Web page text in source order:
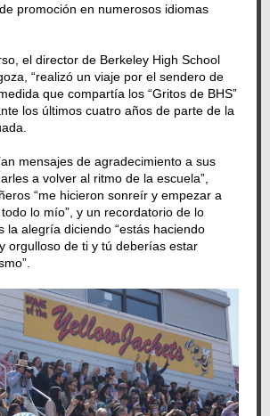
promoción en numerosos idiomas
el director de Berkeley High School
“realizó un viaje por el sendero de
que compartía los “Gritos de BHS”
los últimos cuatro años de parte de la
mensajes de agradecimiento a sus
a volver al ritmo de la escuela”,
“me hicieron sonreír y empezar a
lo mío”, y un recordatorio de lo
la alegría diciendo “estás haciendo
orgulloso de ti y tú deberías estar